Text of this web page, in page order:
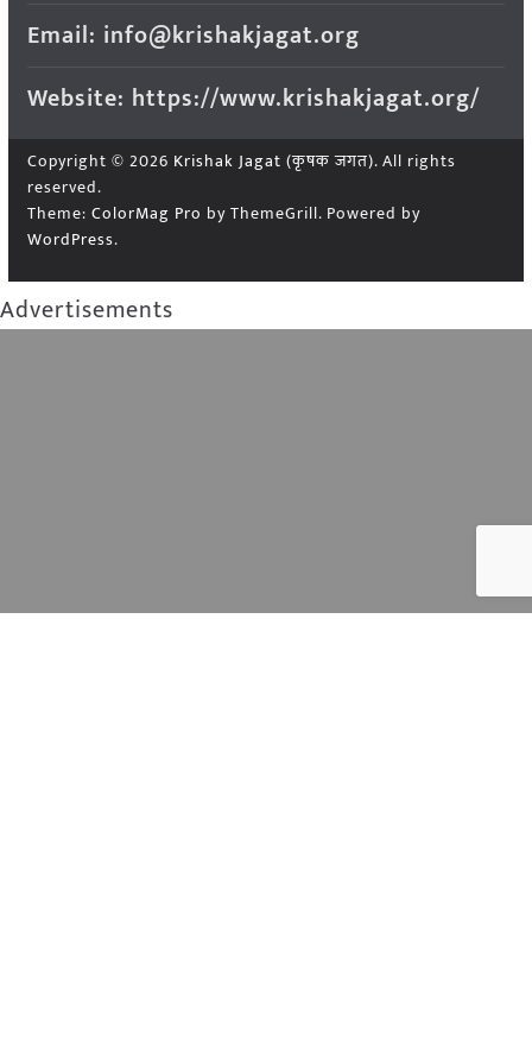
Email: info@krishakjagat.org
Website: https://www.krishakjagat.org/
Copyright © 2026 Krishak Jagat (कृषक जगत). All rights
reserved.
Theme: ColorMag Pro by ThemeGrill. Powered by
WordPress.
Advertisements